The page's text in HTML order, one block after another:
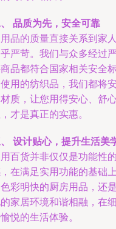
品质为先，安全可靠
品的质量直接关系到家
严苛。我们与众多经过
品都符合国家相关安全
用的纺织品，我们都将
质，让您用得安心、舒
才是真正的实惠。
设计贴心，提升生活美
百货并非仅仅是功能性
在满足实用功能的基础
彩明快的厨房用品，还
家居环境和谐相融，在
悦的生活体验。